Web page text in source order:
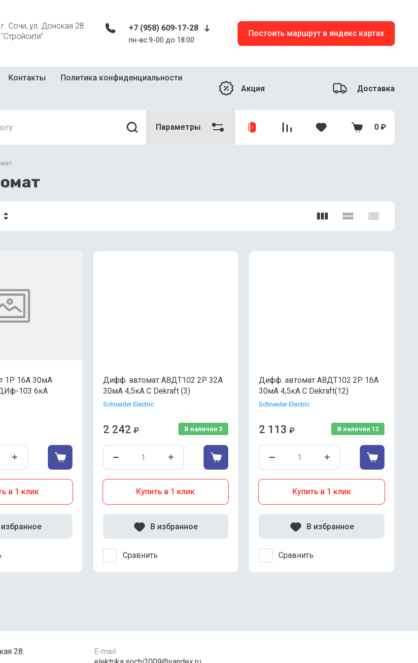
г. Сочи, ул. Донская 28.
"Стройсити"
+7 (958) 609-17-28
пн-вс:9-00 до 18:00
Постоить маршрут в яндекс картах
Контакты Политика конфиденциальности
Акция Доставка
Параметры 0 ₽
- А-Я
1P 16A 30мА
103 6кА
в 1 клик
Дифф. автомат АВДТ102 2P 32A
30мА 4,5кА C Dekraft (3)
Schneider Electric
В наличии3
2 242 ₽
Купить в 1 клик
Сравнить
В избранное
Дифф. автомат АВДТ102 2P 16A
30мА 4,5кА C Dekraft(12)
Schneider Electric
В наличии 12
2 113 ₽
Купить в 1 клик
Сравнить
В избранное
28.
E-mail